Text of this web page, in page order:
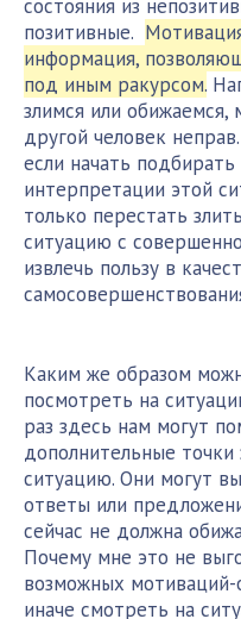
состояния из
позитивные.
информация,
под иным ракурсом.
злимся или
другой человек
если начать
интерпретации этой
только перестать
ситуацию с
извлечь пользу в
Каким же образом
посмотреть на
раз здесь нам могут
дополнительные
ситуацию. Они могут
ответы или
сейчас не должна
Почему мне это не
возможных
иначе смотреть на